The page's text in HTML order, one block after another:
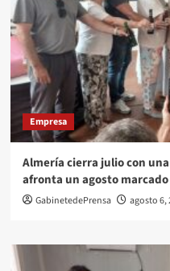
Empresa
Almería cierra julio con
afronta un agosto
GabinetedePrensa agosto 6,